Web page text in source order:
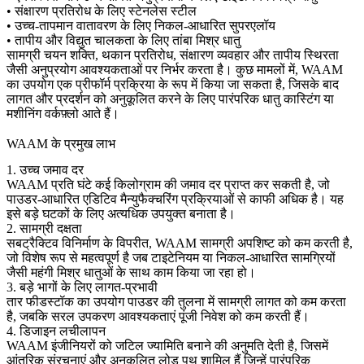
• संक्षारण प्रतिरोध के लिए स्टेनलेस स्टील
• उच्च-तापमान वातावरण के लिए निकल-आधारित सुपरएलॉय
• तापीय और विद्युत चालकता के लिए तांबा मिश्र धातु
सामग्री चयन शक्ति, थकान प्रतिरोध, संक्षारण व्यवहार और तापीय स्थिरता
जैसी अनुप्रयोग आवश्यकताओं पर निर्भर करता है। कुछ मामलों में, WAAM
का उपयोग एक प्रीफॉर्म प्रक्रिया के रूप में किया जा सकता है, जिसके बाद
लागत और प्रदर्शन को अनुकूलित करने के लिए पारंपरिकधातु कास्टिंगया
मशीनिंग वर्कफ़्लो आते हैं।
WAAM के प्रमुख लाभ
1. उच्च जमाव दर
WAAM प्रति घंटे कई किलोग्राम की जमाव दर प्राप्त कर सकती है, जो
पाउडर-आधारित एडिटिव मैन्युफैक्चरिंग प्रक्रियाओं से काफी अधिक है। यह
इसे बड़े घटकों के लिए अत्यधिक उपयुक्त बनाता है।
2. सामग्री दक्षता
सबट्रैक्टिव विनिर्माण के विपरीत, WAAM सामग्री अपशिष्ट को कम करती है,
जो विशेष रूप से महत्वपूर्ण है जब टाइटेनियम या निकल-आधारित सामग्रियों
जैसी महंगी मिश्र धातुओं के साथ काम किया जा रहा हो।
3. बड़े भागों के लिए लागत-प्रभावी
तार फीडस्टॉक का उपयोग पाउडर की तुलना में सामग्री लागत को कम करता
है, जबकि सरल उपकरण आवश्यकताएं पूंजी निवेश को कम करती हैं।
4. डिजाइन लचीलापन
WAAM इंजीनियरों को जटिल ज्यामिति बनाने की अनुमति देती है, जिसमें
आंतरिक संरचनाएं और अनुकूलित लोड पथ शामिल हैं जिन्हें पारंपरिक